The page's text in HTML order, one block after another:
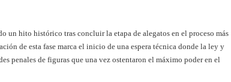
un hito histórico tras concluir la etapa de alegatos en el proceso más
de esta fase marca el inicio de una espera técnica donde la ley y
penales de figuras que una vez ostentaron el máximo poder en el